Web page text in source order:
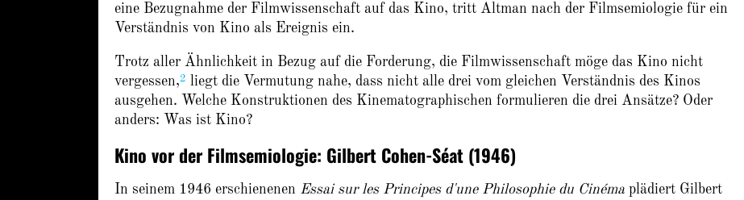
eine Bezugnahme der Filmwissenschaft auf das Kino, tritt Altman nach der Filmsemiologie für ein
Verständnis von Kino als Ereignis ein.
Trotz aller Ähnlichkeit in Bezug auf die Forderung, die Filmwissenschaft möge das Kino nicht
vergessen,2
liegt die Vermutung nahe, dass nicht alle drei vom gleichen Verständnis des Kinos
ausgehen. Welche Konstruktionen des Kinematographischen formulieren die drei Ansätze? Oder
anders: Was ist Kino?
Kino vor der Filmsemiologie: Gilbert Cohen-Séat (1946)
In seinem 1946 erschienenen Essai sur les Principes d'une Philosophie du Cinéma plädiert Gilbert